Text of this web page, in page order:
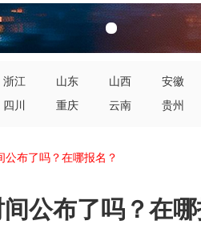
浙江 山东 山西 安徽
四川 重庆 云南 贵州
公布了吗？在哪报名？
公布了吗？在哪